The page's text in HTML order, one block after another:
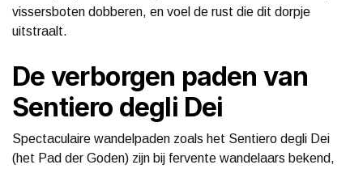
vissersboten dobberen, en voel de rust die dit dorpje
uitstraalt.
De verborgen paden van
Sentiero degli Dei
Spectaculaire wandelpaden zoals het Sentiero degli Dei
(het Pad der Goden) zijn bij fervente wandelaars bekend,